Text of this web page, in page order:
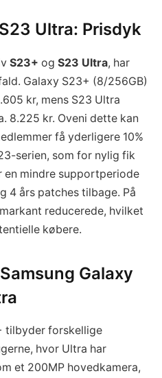
Ultra: Prisdyk
S23+ og S23 Ultra, har
Galaxy S23+ (8/256GB)
kr, mens S23 Ultra
8.225 kr. Oveni dette kan
få yderligere 10%
serien, som for nylig fik
en mindre supportperiode
4 års patches tilbage. På
reducerede, hvilket
købere.
Galaxy
tilbyder forskellige
hvor Ultra har
et 200MP hovedkamera,